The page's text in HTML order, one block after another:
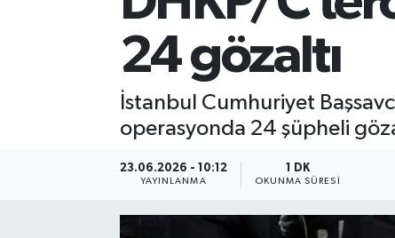
24 gözaltı
İstanbul Cumhuriyet
operasyonda 24 şüpheli
23.06.2026 - 10:12
YAYINLANMA
1 DK
OKUNMA SÜRESI